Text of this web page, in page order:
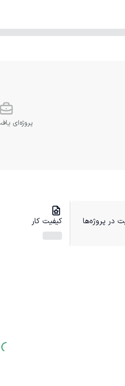
پروژه‌ای
در پروژه‌ها کیفیت کار